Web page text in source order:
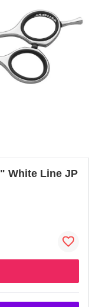
White Line JP